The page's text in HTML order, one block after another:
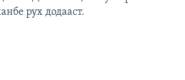
рух додааст.